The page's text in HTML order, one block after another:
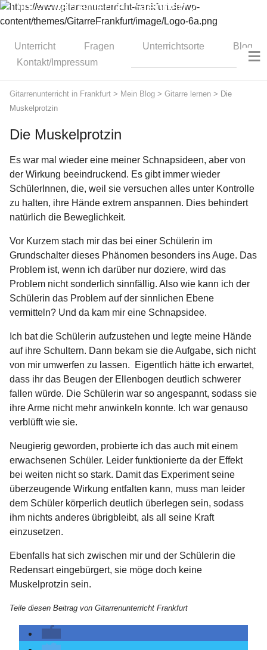
Dipl.-Gitarrenlehrer Stephan Zitzmann
Unterricht Fragen Unterrichtsorte
Blog
Kontakt/Impressum
≡
Gitarrenunterricht in Frankfurt > Mein Blog > Gitarre lernen > Die
Muskelprotzin
Die Muskelprotzin
Es war mal wieder eine meiner Schnapsideen, aber von
der Wirkung beeindruckend. Es gibt immer wieder
SchülerInnen, die, weil sie versuchen alles unter Kontrolle
zu halten, ihre Hände extrem anspannen. Dies behindert
natürlich die Beweglichkeit.
Vor Kurzem stach mir das bei einer Schülerin im
Grundschalter dieses Phänomen besonders ins Auge. Das
Problem ist, wenn ich darüber nur doziere, wird das
Problem nicht sonderlich sinnfällig. Also wie kann ich der
Schülerin das Problem auf der sinnlichen Ebene
vermitteln? Und da kam mir eine Schnapsidee.
Ich bat die Schülerin aufzustehen und legte meine Hände
auf ihre Schultern. Dann bekam sie die Aufgabe, sich nicht
von mir umwerfen zu lassen. Eigentlich hätte ich erwartet,
dass ihr das Beugen der Ellenbogen deutlich schwerer
fallen würde. Die Schülerin war so angespannt, sodass sie
ihre Arme nicht mehr anwinkeln konnte. Ich war genauso
verblüfft wie sie.
Neugierig geworden, probierte ich das auch mit einem
erwachsenen Schüler. Leider funktionierte da der Effekt
bei weiten nicht so stark. Damit das Experiment seine
überzeugende Wirkung entfalten kann, muss man leider
dem Schüler körperlich deutlich überlegen sein, sodass
ihm nichts anderes übrigbleibt, als all seine Kraft
einzusetzen.
Ebenfalls hat sich zwischen mir und der Schülerin die
Redensart eingebürgert, sie möge doch keine
Muskelprotzin sein.
Teile diesen Beitrag von Gitarrenunterricht Frankfurt